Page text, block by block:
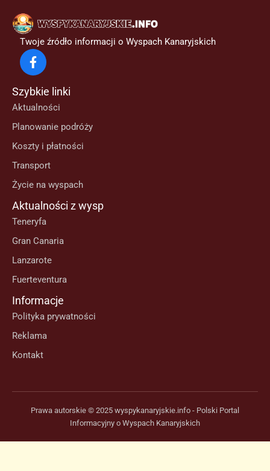
Twoje źródło informacji o Wyspach Kanaryjskich
Szybkie linki
Aktualności
Planowanie podróży
Koszty i płatności
Transport
Życie na wyspach
Aktualności z wysp
Teneryfa
Gran Canaria
Lanzarote
Fuerteventura
Informacje
Polityka prywatności
Reklama
Kontakt
Prawa autorskie © 2025 wyspykanaryjskie.info - Polski Portal
Informacyjny o Wyspach Kanaryjskich